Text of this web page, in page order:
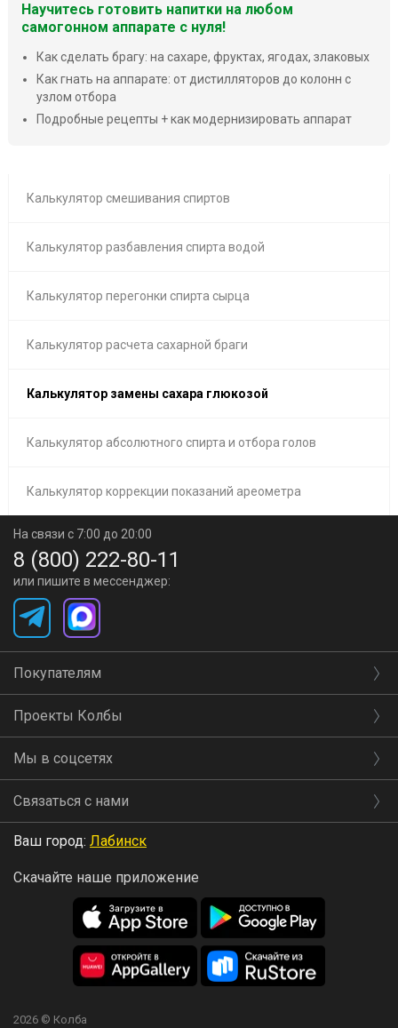
Калькулятор смешивания спиртов
Калькулятор разбавления спирта водой
Калькулятор перегонки спирта сырца
Калькулятор расчета сахарной браги
Калькулятор замены сахара глюкозой
Калькулятор абсолютного спирта и отбора голов
Калькулятор коррекции показаний ареометра
Научитесь готовить напитки на любом
самогонном аппарате с нуля!
Как сделать брагу: на сахаре, фруктах, ягодах, злаковых
Как гнать на аппарате: от дистилляторов до колонн с
узлом отбора
Подробные рецепты + как модернизировать аппарат
На связи с 7:00 до 20:00
8 (800) 222-80-11
или пишите в мессенджер:
Покупателям
Проекты Колбы
Мы в соцсетях
Связаться с нами
Ваш город: Лабинск
Скачайте наше приложение
2026 © Колба